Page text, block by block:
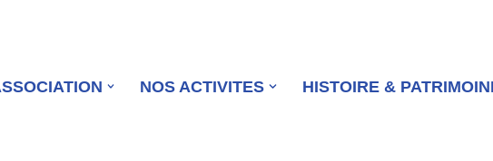
NOS ACTIVITES HISTOIRE &